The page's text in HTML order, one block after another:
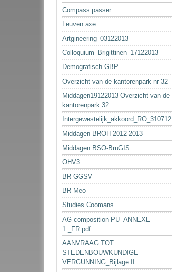
Compass passer
Leuven axe
Artgineering_03122013
Colloquium_Brigittinen_17122013
Demografisch GBP
Overzicht van de kantorenpark nr 32
Middagen19122013 Overzicht van de
kantorenpark 32
Intergewestelijk_akkoord_RO_310712
Middagen BROH 2012-2013
Middagen BSO-BruGIS
OHV3
BR GGSV
BR Meo
Studies Coomans
AG composition PU_ANNEXE
1._FR.pdf
AANVRAAG TOT
STEDENBOUWKUNDIGE
VERGUNNING_Bijlage II